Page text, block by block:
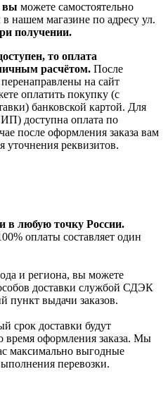
вы можете самостоятельно
нашем магазине по адресу ул.
получении.
то оплата
расчётом. После
на сайт
оплатить покупку (с
банковской картой. Для
доступна оплата по
после оформления заказа вам
уточнения реквизитов.
любую точку России.
оплаты составляет один
и региона, вы можете
доставки службой СДЭК
выдачи заказов.
срок доставки будут
время оформления заказа. Мы
максимально выгодные
перевозки.